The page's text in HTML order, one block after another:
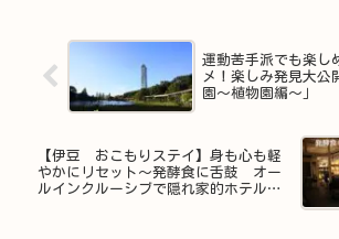
運動苦手派でも楽し
メ！楽しみ発見大
園～植物園編～」
【伊豆 おこもりステイ】身も心も軽
やかにリセット～発酵食に舌鼓 オー
ルインクルーシブで隠れ家的ホテルで